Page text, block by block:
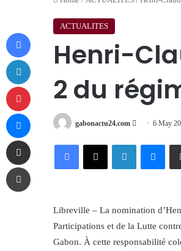
ACTUALITES
Henri-
2 du
gabonactu24.com
Send 6 May
FacebookX LinkedIn
Libreville – La nomination
Participations et de la Lutte
Gabon. À cette responsabilité
Facebook
LinkedIn
Pinterest
Messenger